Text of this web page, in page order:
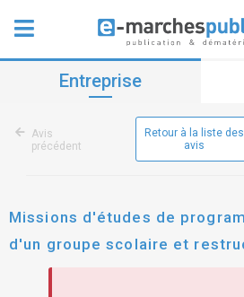
Entreprise
Avis
précédent
Retour à la liste des
avis
Missions d'études de
d'un groupe scolaire et
petite enfance sur la